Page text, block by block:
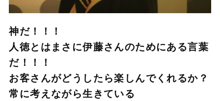
神だ！！！
人徳とはまさに伊藤さんのためにある言葉
だ！！！
お客さんがどうしたら楽しんでくれるか？
常に考えながら生きている